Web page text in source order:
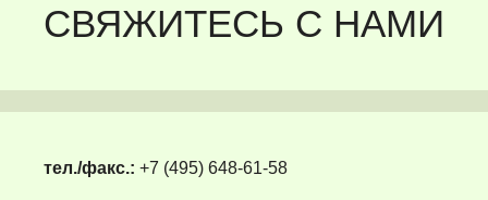
СВЯЖИТЕСЬ С НАМИ
тел./факс.: +7 (495) 648-61-58